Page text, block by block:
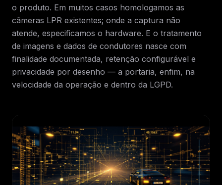
o produto. Em muitos casos homologamos as
câmeras LPR existentes; onde a captura não
atende, especificamos o hardware. E o tratamento
de imagens e dados de condutores nasce com
finalidade documentada, retenção configurável e
privacidade por desenho — a portaria, enfim, na
velocidade da operação e dentro da LGPD.